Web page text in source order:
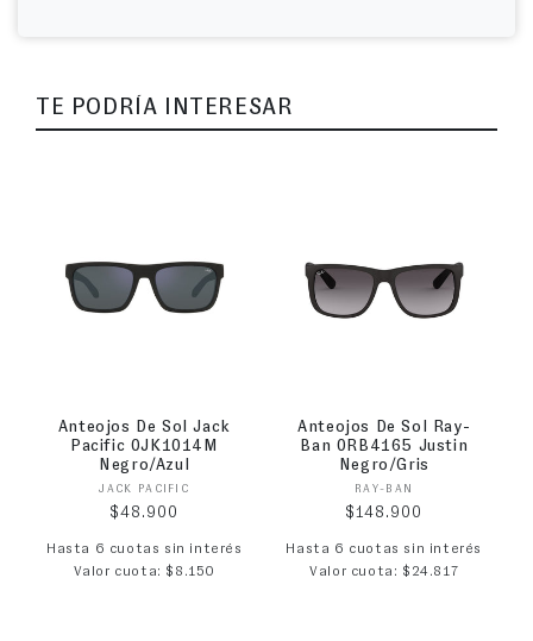
TE PODRÍA INTERESAR
Anteojos De Sol Jack
Pacific 0JK1014M
Negro/Azul
Proveedor:
JACK PACIFIC
Precio habitual
$48.900
Hasta 6 cuotas sin interés
Valor cuota: $8.150
Anteojos De Sol Ray-
Ban 0RB4165 Justin
Negro/Gris
Proveedor:
RAY-BAN
Precio habitual
$148.900
Hasta 6 cuotas sin interés
Valor cuota: $24.817